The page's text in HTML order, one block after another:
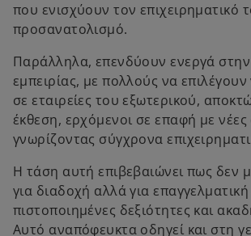
που ενισχύουν τον επιχειρηματικό
προσανατολισμό.
Παράλληλα, επενδύουν ενεργά
εμπειρίας, με πολλούς να
σε εταιρείες του εξωτερικού,
έκθεση, ερχόμενοι σε επαφή με νέες
γνωρίζοντας σύγχρονα
Η τάση αυτή επιβεβαιώνει πως δεν
για διαδοχή αλλά για
πιστοποιημένες δεξιότητες και
Αυτό αναπόφευκτα οδηγεί και στη